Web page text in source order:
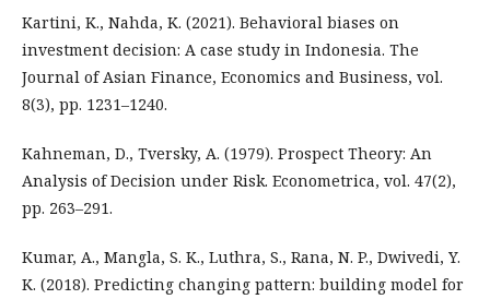
Kartini, K., Nahda, K. (2021). Behavioral biases on
investment decision: A case study in Indonesia. The
Journal of Asian Finance, Economics and Business, vol.
8(3), pp. 1231–1240.
Kahneman, D., Tversky, A. (1979). Prospect Theory: An
Analysis of Decision under Risk. Econometrica, vol. 47(2),
pp. 263–291.
Kumar, A., Mangla, S. K., Luthra, S., Rana, N. P., Dwivedi, Y.
K. (2018). Predicting changing pattern: building model for